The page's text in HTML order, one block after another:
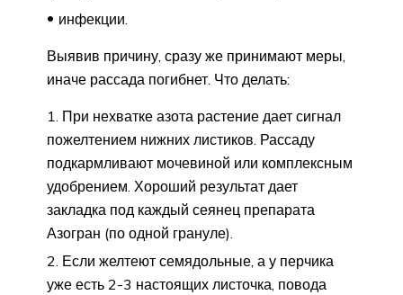
инфекции.
Выявив причину, сразу же принимают меры,
иначе рассада погибнет. Что делать:
При нехватке азота растение дает сигнал
пожелтением нижних листиков. Рассаду
подкармливают мочевиной или комплексным
удобрением. Хороший результат дает
закладка под каждый сеянец препарата
Азогран (по одной грануле).
Если желтеют семядольные, а у перчика
уже есть 2-3 настоящих листочка, повода